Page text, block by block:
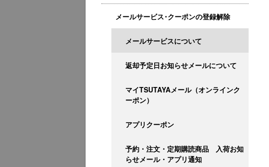
メールサービス･クーポンの登録解除
メールサービスについて
返却予定日お知らせメールについて
マイTSUTAYAメール（オンラインク
ーポン）
アプリクーポン
予約・注文・定期購読商品 入荷お知
らせメール・アプリ通知